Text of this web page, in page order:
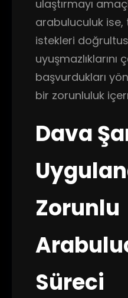
ulaştırmayı
arabuluculuk ise,
istekleri
uyuşmazlıklarını
başvurdukları
bir zorunluluk
Dava
Zorunlu
Süreci